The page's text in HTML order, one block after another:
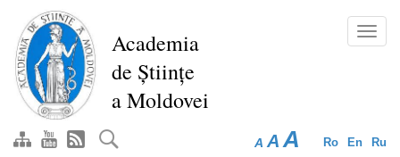
Перейти
основному
содержанию
Academia
de Științe
a Moldovei
Ro En Ru
A A A